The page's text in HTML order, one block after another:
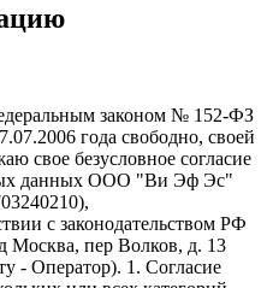
законом № 152-ФЗ
года свободно, своей
свое безусловное согласие
данных ООО "Ви Эф Эс"
с законодательством РФ
Москва, пер Волков, д. 13
- Оператор). 1. Согласие